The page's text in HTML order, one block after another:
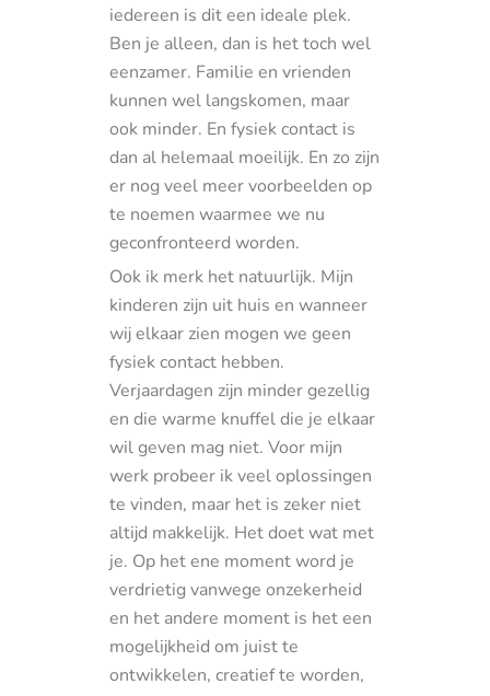
iedereen is dit een ideale plek.
Ben je alleen, dan is het toch wel
eenzamer. Familie en vrienden
kunnen wel langskomen, maar
ook minder. En fysiek contact is
dan al helemaal moeilijk. En zo zijn
er nog veel meer voorbeelden op
te noemen waarmee we nu
geconfronteerd worden.
Ook ik merk het natuurlijk. Mijn
kinderen zijn uit huis en wanneer
wij elkaar zien mogen we geen
fysiek contact hebben.
Verjaardagen zijn minder gezellig
en die warme knuffel die je elkaar
wil geven mag niet. Voor mijn
werk probeer ik veel oplossingen
te vinden, maar het is zeker niet
altijd makkelijk. Het doet wat met
je. Op het ene moment word je
verdrietig vanwege onzekerheid
en het andere moment is het een
mogelijkheid om juist te
ontwikkelen, creatief te worden,